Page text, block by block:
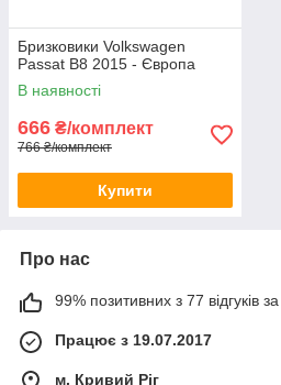
Бризковики Volkswagen
Passat B8 2015 - Європа
В наявності
666 ₴/комплект
766 ₴/комплект
Купити
Про нас
99% позитивних з 77 відгуків за
Працює з 19.07.2017
м. Кривий Ріг